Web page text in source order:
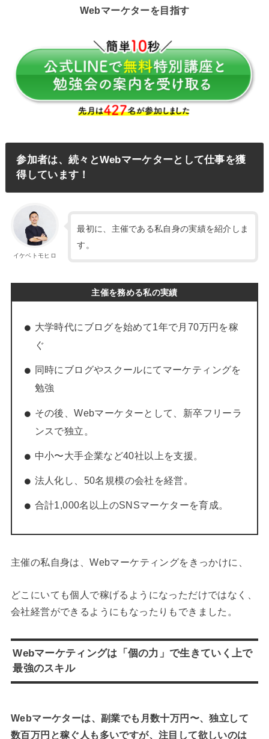
Webマーケターを目指す
参加者は、続々とWebマーケターとして仕事を獲
得しています！
イケベトモヒロ
最初に、主催である私自身の実績を紹介しま
す。
主催を務める私の実績
大学時代にブログを始めて1年で月70万円を稼
ぐ
同時にブログやスクールにてマーケティングを
勉強
その後、Webマーケターとして、新卒フリーラ
ンスで独立。
中小〜大手企業など40社以上を支援。
法人化し、50名規模の会社を経営。
合計1,000名以上のSNSマーケターを育成。
主催の私自身は、Webマーケティングをきっかけに、
どこにいても個人で稼げるようになっただけではなく、
会社経営ができるようにもなったりもできました。
Webマーケティングは「個の力」で生きていく上で
最強のスキル
Webマーケターは、副業でも月数十万円〜、独立して
数百万円と稼ぐ人も多いですが、 注目して欲しいのは